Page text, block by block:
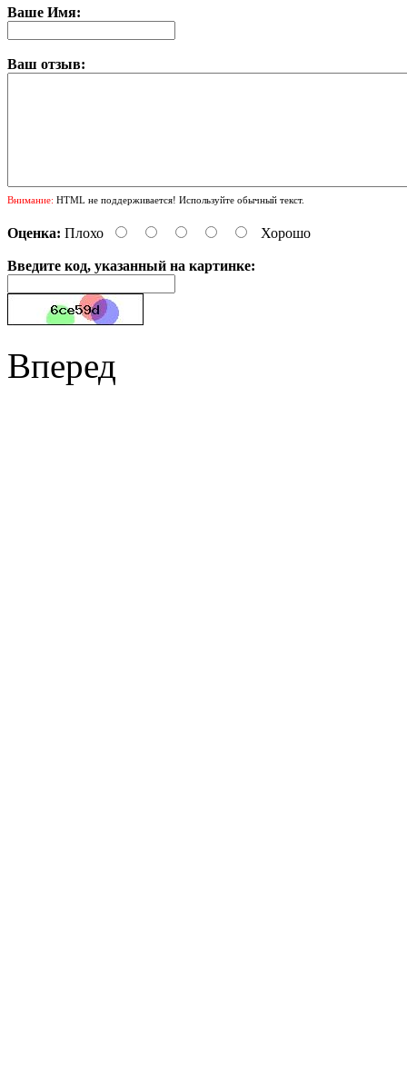
Ваше Имя:
Ваш отзыв:
Внимание: HTML не поддерживается! Используйте обычный текст.
Оценка: Плохо Хорошо
Введите код, указанный на картинке:
Вперед